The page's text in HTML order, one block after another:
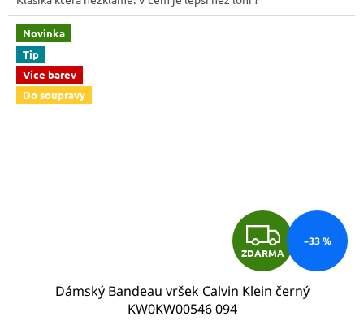
Novinka
Tip
Více barev
Do soupravy
Z
D
A
ZDARMA
–33 %
Dámský Bandeau vršek Calvin Klein černý
KW0KW00546 094